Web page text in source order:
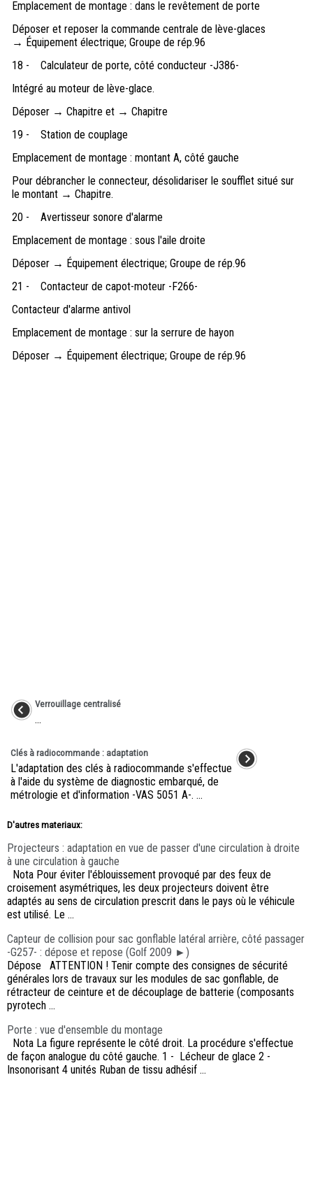
Emplacement de montage : dans le revêtement de porte
Déposer et reposer la commande centrale de lève-glaces
→ Équipement électrique; Groupe de rép.96
18 -
Calculateur de porte, côté conducteur -J386-
Intégré au moteur de lève-glace.
Déposer → Chapitre et → Chapitre
19 -
Station de couplage
Emplacement de montage : montant A, côté gauche
Pour débrancher le connecteur, désolidariser le soufflet situé sur
le montant → Chapitre.
20 -
Avertisseur sonore d'alarme
Emplacement de montage : sous l'aile droite
Déposer → Équipement électrique; Groupe de rép.96
21 -
Contacteur de capot-moteur -F266-
Contacteur d'alarme antivol
Emplacement de montage : sur la serrure de hayon
Déposer → Équipement électrique; Groupe de rép.96
Verrouillage centralisé
...
Clés à radiocommande : adaptation
L'adaptation des clés à radiocommande s'effectue
à l'aide du système de diagnostic embarqué, de
métrologie et d'information -VAS 5051 A-. ...
D'autres materiaux:
Projecteurs : adaptation en vue de passer d'une circulation à droite
à une circulation à gauche
Nota Pour éviter l'éblouissement provoqué par des feux de
croisement asymétriques, les deux projecteurs doivent être
adaptés au sens de circulation prescrit dans le pays où le véhicule
est utilisé. Le ...
Capteur de collision pour sac gonflable latéral arrière, côté passager
-G257- : dépose et repose (Golf 2009 ►)
Dépose ATTENTION ! Tenir compte des consignes de sécurité
générales lors de travaux sur les modules de sac gonflable, de
rétracteur de ceinture et de découplage de batterie (composants
pyrotech ...
Porte : vue d'ensemble du montage
Nota La figure représente le côté droit. La procédure s'effectue
de façon analogue du côté gauche. 1 - Lécheur de glace 2 -
Insonorisant 4 unités Ruban de tissu adhésif ...